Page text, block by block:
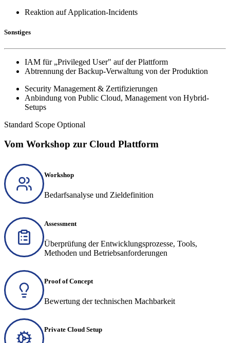
Reaktion auf Application-Incidents
Sonstiges
IAM für „Privileged User" auf der Plattform
Abtrennung der Backup-Verwaltung von der Produktion
Security Management & Zertifizierungen
Anbindung von Public Cloud, Management von Hybrid-
Setups
Standard Scope Optional
Vom Workshop zur Cloud Plattform
Workshop
Bedarfsanalyse und Zieldefinition
Assessment
Überprüfung der Entwicklungsprozesse, Tools,
Methoden und Betriebsanforderungen
Proof of Concept
Bewertung der technischen Machbarkeit
Private Cloud Setup